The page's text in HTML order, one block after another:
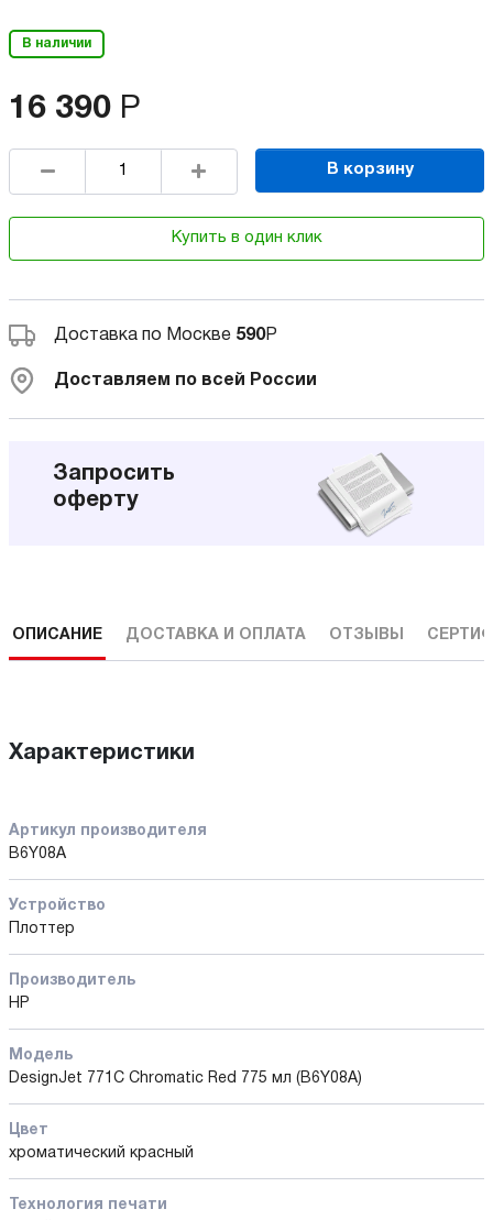
В наличии
16 390 Р
В корзину
Купить в один клик
Доставка по Москве 590Р
Доставляем по всей России
Запросить
оферту
ОПИСАНИЕ ДОСТАВКА И ОПЛАТА ОТЗЫВЫ
Характеристики
Артикул производителя
B6Y08A
Устройство
Плоттер
Производитель
HP
Модель
DesignJet 771C Chromatic Red 775 мл (B6Y08A)
Цвет
хроматический красный
Технология печати